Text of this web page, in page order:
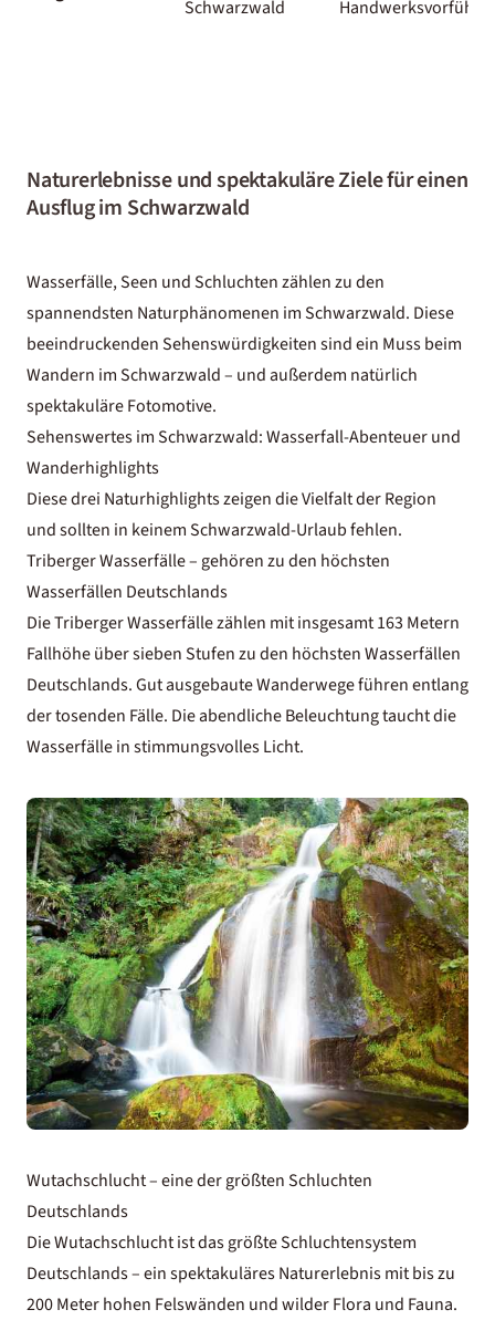
Schwarzwald
Naturerlebnisse und spektakuläre Ziele für einen
Ausflug im Schwarzwald
Wasserfälle, Seen und Schluchten zählen zu den
spannendsten Naturphänomenen im Schwarzwald. Diese
beeindruckenden Sehenswürdigkeiten sind ein Muss beim
Wandern im Schwarzwald– und außerdem natürlich
spektakuläre Fotomotive.
Sehenswertes im Schwarzwald: Wasserfall-Abenteuer und
Wanderhighlights
Diese drei Naturhighlights zeigen die Vielfalt der Region
und sollten in keinemSchwarzwald-Urlaubfehlen.
Triberger Wasserfälle – gehören zu den höchsten
Wasserfällen Deutschlands
DieTriberger Wasserfällezählen mit insgesamt 163 Metern
Fallhöhe über sieben Stufen zu den höchsten Wasserfällen
Deutschlands. Gut ausgebaute Wanderwege führen entlang
der tosenden Fälle. Die abendliche Beleuchtung taucht die
Wasserfälle in stimmungsvolles Licht.
Wutachschlucht – eine der größten Schluchten
Deutschlands
Die Wutachschlucht ist das größte Schluchtensystem
Deutschlands – ein spektakuläres Naturerlebnis mit bis zu
200 Meter hohen Felswänden und wilder Flora und Fauna.